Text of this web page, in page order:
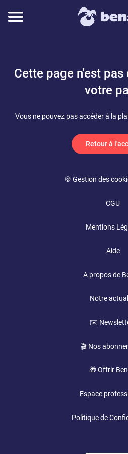
Cette page n'est
votre
Vous ne pouvez pas accéder à la
Retour à
🍪 Gestion des
CGU
Mentions
Aide
A propos de
Notre
✉️
🎬 Nos
🎁 Offrir
Espace
Politique de